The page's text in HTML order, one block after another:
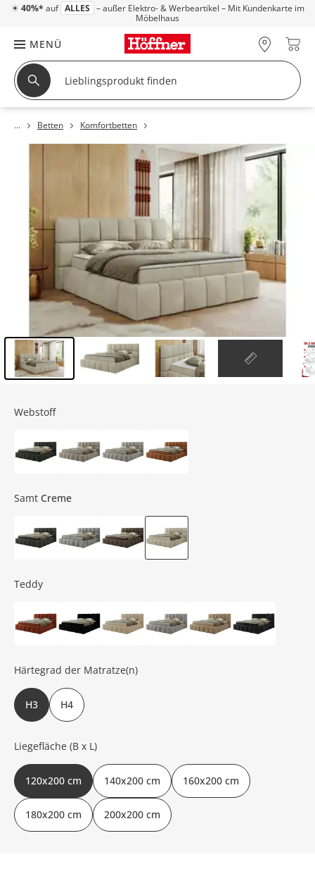
☀ 40%* auf ALLES – außer Elektro- & Werbeartikel – Mit Kundenkarte im
Möbelhaus
MENÜ
Betten Komfortbetten
Webstoff
Samt Creme
Teddy
Härtegrad der Matratze(n)
H3 H4
Liegefläche (B x L)
120x200 cm 140x200 cm 160x200 cm
180x200 cm 200x200 cm